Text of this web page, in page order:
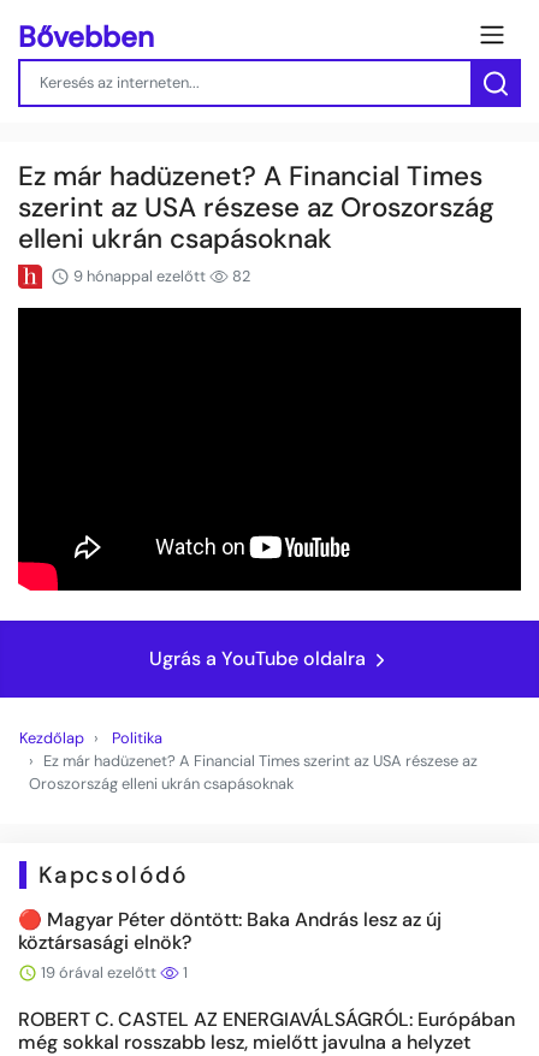
Bővebben
Ez már hadüzenet? A Financial Times
szerint az USA részese az Oroszország
elleni ukrán csapásoknak
9 hónappal ezelőtt 82
Ugrás a YouTube oldalra
Kezdőlap
Politika
Ez már hadüzenet? A Financial Times szerint az USA részese az
Oroszország elleni ukrán csapásoknak
Kapcsolódó
🔴 Magyar Péter döntött: Baka András lesz az új
köztársasági elnök?
19 órával ezelőtt 1
ROBERT C. CASTEL AZ ENERGIAVÁLSÁGRÓL: Európában
még sokkal rosszabb lesz, mielőtt javulna a helyzet